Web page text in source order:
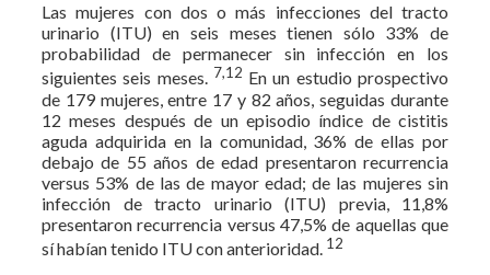
Las mujeres con dos o más infecciones del tracto
urinario (ITU) en seis meses tienen sólo 33% de
probabilidad de permanecer sin infección en los
siguientes seis meses. 7,12 En un estudio prospectivo
de 179 mujeres, entre 17 y 82 años, seguidas durante
12 meses después de un episodio índice de cistitis
aguda adquirida en la comunidad, 36% de ellas por
debajo de 55 años de edad presentaron recurrencia
versus 53% de las de mayor edad; de las mujeres sin
infección de tracto urinario (ITU) previa, 11,8%
presentaron recurrencia versus 47,5% de aquellas que
sí habían tenido ITU con anterioridad. 12